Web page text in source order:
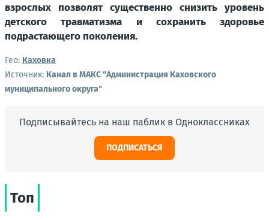
взрослых позволят существенно снизить уровень
детского травматизма и сохранить здоровье
подрастающего поколения.
Гео: Каховка
Источник: Канал в МАКС "Администрация Каховского
муниципального округа"
Подписывайтесь на наш паблик в Одноклассниках
ПОДПИСАТЬСЯ
Топ